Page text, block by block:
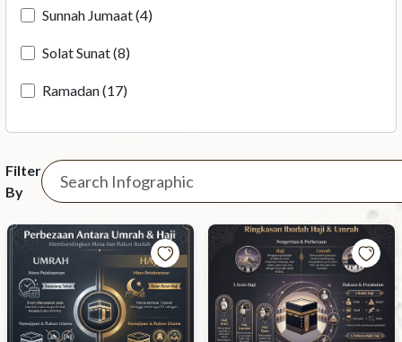
Sunnah Jumaat (4)
Solat Sunat (8)
Ramadan (17)
Filter
By